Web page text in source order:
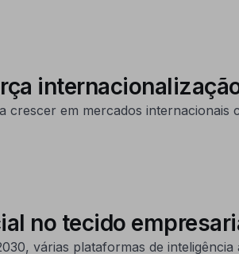
em mercados internacionais
no tecido
várias plataformas de